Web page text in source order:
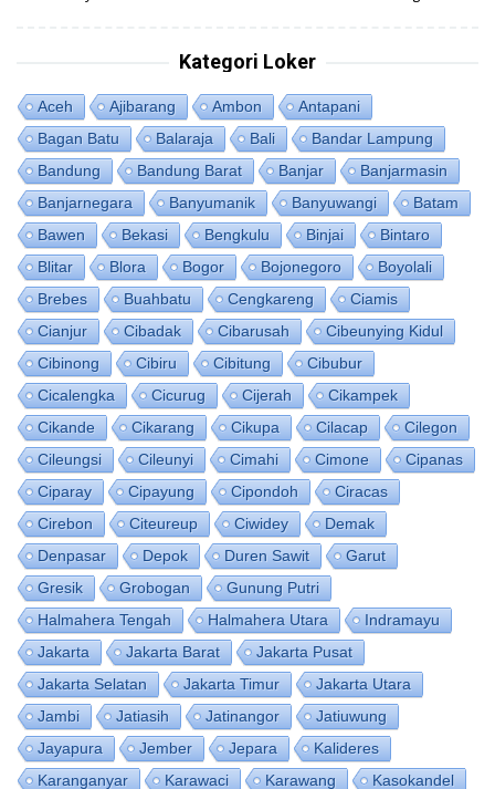
Kategori Loker
Aceh Ajibarang Ambon
Antapani
Bagan Batu
Balaraja Bali
Bandar Lampung
Bandung
Bandung Barat Banjar
Banjarmasin
Banjarnegara
Banyumanik Banyuwangi
Batam
Bawen
Bekasi Bengkulu Binjai
Bintaro
Blitar
Blora Bogor Bojonegoro
Boyolali
Brebes
Buahbatu Cengkareng
Ciamis
Cianjur
Cibadak Cibarusah
Cibeunying Kidul
Cibinong
Cibiru Cibitung
Cibubur
Cicalengka
Cicurug Cijerah
Cikampek
Cikande
Cikarang Cikupa Cilacap
Cilegon
Cileungsi
Cileunyi Cimahi Cimone
Cipanas
Ciparay
Cipayung Cipondoh
Ciracas
Cirebon
Citeureup Ciwidey
Demak
Denpasar
Depok Duren Sawit
Garut
Gresik
Grobogan
Gunung Putri
Halmahera Tengah
Halmahera Utara
Indramayu
Jakarta
Jakarta Barat
Jakarta Pusat
Jakarta Selatan
Jakarta Timur
Jakarta Utara
Jambi
Jatiasih Jatinangor
Jatiuwung
Jayapura
Jember Jepara
Kalideres
Karanganyar
Karawaci Karawang
Kasokandel